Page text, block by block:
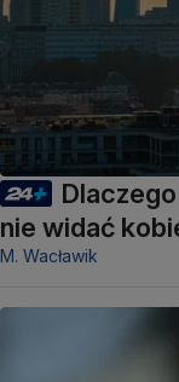
nie widać
M. Wacławik